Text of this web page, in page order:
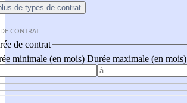
de types de contrat
CONTRAT
de contrat
minimale (en mois) Durée maximale (en mois)